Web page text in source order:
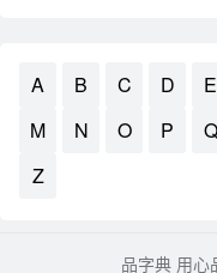
A B C D E
M
N O P Q
Z
品字典 用心